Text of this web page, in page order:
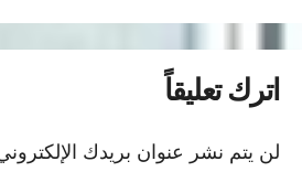
اترك تعليقاً
لن يتم نشر عنوان بريدك الإلكتروني.